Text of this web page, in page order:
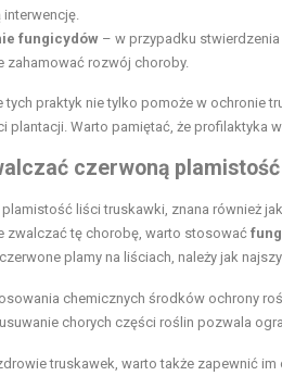
fungicydów – w przypadku
zahamować rozwój choroby.
tych praktyk nie tylko pomoże w ochronie
plantacji. Warto pamiętać, że profilaktyka
czerwoną
plamistość liści truskawki, znana również
zwalczać tę chorobę, warto stosować
plamy na liściach, należy jak
chemicznych środków ochrony
chorych części roślin pozwala
truskawek, warto także zapewnić